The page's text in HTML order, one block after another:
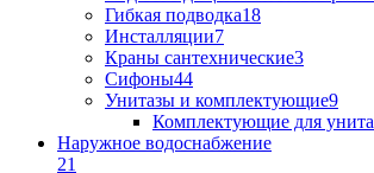
Гибкая подводка18
Инсталляции7
Краны сантехнические3
Сифоны44
Унитазы и комплектующие9
Комплектующие для
Наружное водоснабжение
21